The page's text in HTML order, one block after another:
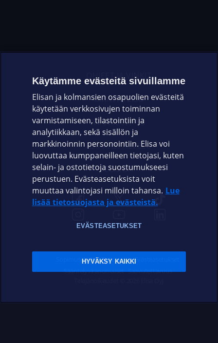
OHJEET JA VINKIT
OMAYHTEISÖ
VIANSELVITYS
ASIAKASPALVELU
ELISA.FI
Sopimusehdot Tietosuoja Evästeasetukset
Sääntelyviranomaiset Saavutettavuus
Käytämme evästeitä sivuillamme
Elisan ja kolmansien osapuolien evästeitä
käytetään verkkosivujen toiminnan
varmistamiseen, tilastointiin ja
analytiikkaan, sekä sisällön ja
markkinoinnin personointiin. Elisa voi
luovuttaa kumppaneilleen tietojasi, kuten
selain- ja ostotietoja suostumukseesi
perustuen. Evästeasetuksista voit
muuttaa valintojasi milloin tahansa. Lue
lisää tietosuojasta ja evästeistä.
EVÄSTEASETUKSET
HYVÄKSY KAIKKI